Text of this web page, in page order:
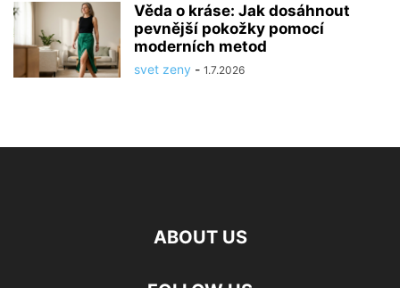
Věda o kráse: Jak dosáhnout
pevnější pokožky pomocí
moderních metod
svet zeny - 1.7.2026
ABOUT US